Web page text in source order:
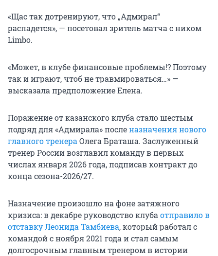
«Щас так дотренируют, что „Адмирал“
распадется», — посетовал зритель матча с ником
Limbo.
«Может, в клубе финансовые проблемы!? Поэтому
так и играют, чтоб не травмироваться…» —
высказала предположение Елена.
Поражение от казанского клуба стало шестым
подряд для «Адмирала» посленазначения нового
главного тренера Олега Браташа. Заслуженный
тренер России возглавил команду в первых
числах января 2026 года, подписав контракт до
конца сезона-2026/27.
Назначение произошло на фоне затяжного
кризиса: в декабре руководство клуба отправило в
отставкуЛеонида Тамбиева, который работал с
командой с ноября 2021 года и стал самым
долгосрочным главным тренером в истории